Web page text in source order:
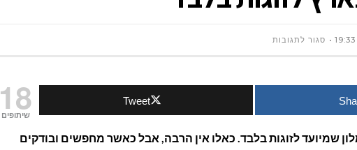
19:33 סגור לתגובותעל
בוטיק
18
שיתופים
Tweet
שמיועד לזוגות בלבד. כאלו אין הרבה, אבל כאשר מחפשים ובודקים